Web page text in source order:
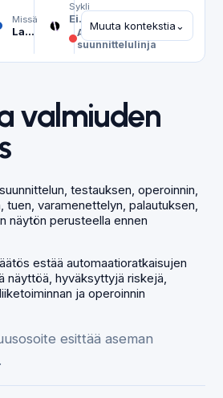
Missä
Laadun ja valmiuden varmistus
Sykli
Ei valittu
API-
suunnittelulinja
Muuta kontekstia⌄
valmiuden
testauksen, operoinnin,
tuen, varamenettelyn, palautuksen,
näytön perusteella ennen
estää automaatioratkaisujen
näyttöä, hyväksyttyjä riskejä,
ja operoinnin
esittää aseman